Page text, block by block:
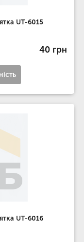
UT-6015
40 грн
UT-6016